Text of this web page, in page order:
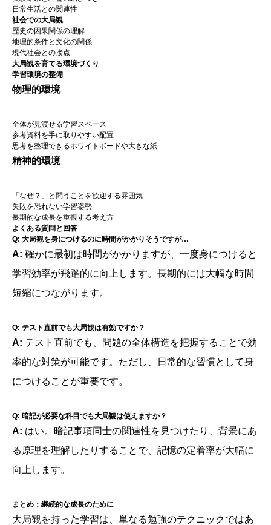
日常生活との関連性
社会での大局観
歴史の因果関係の理解
地理的条件と文化の関係
現代社会との接点
大局観を育てる環境づくり
学習環境の整備
物理的環境
全体が見渡せる学習スペース
参考資料を手に取りやすい配置
思考を整理できるホワイトボードや大きな紙
精神的環境
「なぜ？」と問うことを歓迎する雰囲気
失敗を恐れない学習姿勢
長期的な成長を重視する考え方
よくある質問と回答
Q: 大局観を身につけるのに時間がかかりそうですが…
A: 確かに最初は時間がかかりますが、一度身につけると
学習効率が飛躍的に向上します。長期的には大幅な時間
短縮につながります。
Q: テスト直前でも大局観は有効ですか？
A: テスト直前でも、問題の全体構造を把握することで効
率的な対策が可能です。ただし、日常的な習慣として身
につけることが重要です。
Q: 暗記が必要な科目でも大局観は使えますか？
A: はい。暗記事項同士の関連性を見つけたり、背景にあ
る原理を理解したりすることで、記憶の定着率が大幅に
向上します。
まとめ：継続的な成長のために
大局観を持った学習は、単なる勉強のテクニックではあ